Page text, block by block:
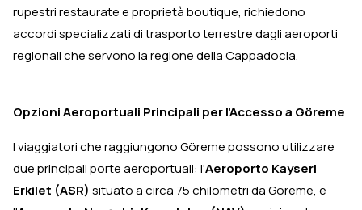
rupestri restaurate e proprietà boutique, richiedono
accordi specializzati di trasporto terrestre dagli aeroporti
regionali che servono la regione della Cappadocia.
Opzioni Aeroportuali Principali per l'Accesso a Göreme
I viaggiatori che raggiungono Göreme possono utilizzare
due principali porte aeroportuali: l'Aeroporto Kayseri
Erkilet (ASR) situato a circa 75 chilometri da Göreme, e